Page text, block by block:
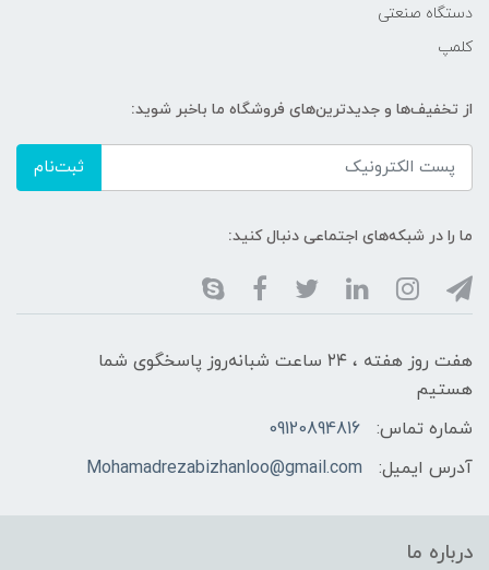
دستگاه صنعتی
کلمپ
از تخفیف‌ها و جدیدترین‌های فروشگاه ما باخبر شوید:
ثبت‌نام
ما را در شبکه‌های اجتماعی دنبال کنید:
هفت روز هفته ، ۲۴ ساعت شبانه‌روز پاسخگوی شما
هستیم
شماره تماس:
09120894816
آدرس ایمیل:
Mohamadrezabizhanloo@gmail.com
درباره ما